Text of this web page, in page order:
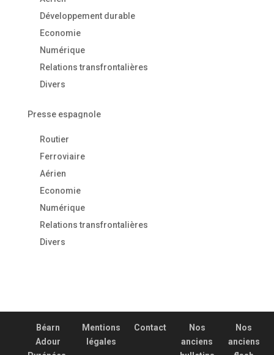
Développement durable
Economie
Numérique
Relations transfrontalières
Divers
Presse espagnole
Routier
Ferroviaire
Aérien
Economie
Numérique
Relations transfrontalières
Divers
Béarn
Adour
Mentions
légales
Contact
Nos
anciens
Nos
anciens